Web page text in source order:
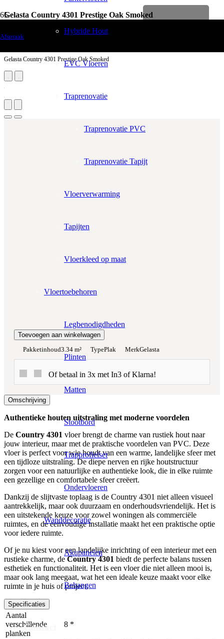
Afspraak
Hybride Hout
EVC Vloeren
Traprenovatie
Traprenovatie PVC
Traprenovatie Tapijt
Vloerverwarming
Tapijten
Vloerkleed op maat
Vloertoebehoren
Legbenodigdheden
Plinten
Matten
Stootbord
Trapprofielset
Ondervloeren
Wanddecoratie
Akupanelen
Behangen
Contact
Gelasta Country 4301 Prestige Oak Smoked
Gelasta Country 4301 Prestige Oak Smoked
Toevoegen aan winkelwagen
Pakketinhoud3.34 m² TypePlak MerkGelasta
Of betaal in 3x met In3 of Klarna!
Omschrijving
Authentieke houten uitstraling met moderne voordelen
De Country 4301 vloer brengt de charme van rustiek hout naar
jouw interieur, maar met de praktische voordelen van PVC. Deze
vloer is perfect voor wie houdt van een warme, landelijke sfeer met
een tijdloze uitstraling. De diepe nerven en rijke houtstructuur
zorgen voor een natuurlijke en authentieke look, die in elke ruimte
een gezellige en comfortabele sfeer creëert.
Dankzij de slijtvaste toplaag is de Country 4301 niet alleen visueel
aantrekkelijk, maar ook duurzaam en onderhoudsvriendelijk. Het is
een uitstekende keuze voor zowel woningen als commerciële
ruimtes, en de eenvoudige installatie maakt het een praktische optie
voor iedere ruimte.
Of je nu kiest voor een landelijke inrichting of een interieur met een
rustieke charme, deCountry 4301 biedt de perfecte balans tussen
esthetiek en functionaliteit. Het is een vloer die niet alleen mooi is,
maar ook lang meegaat, wat het een ideale keuze maakt voor elke
ruimte in je huis of project.
Specificaties
Aantal
verschillende
planken
8 *